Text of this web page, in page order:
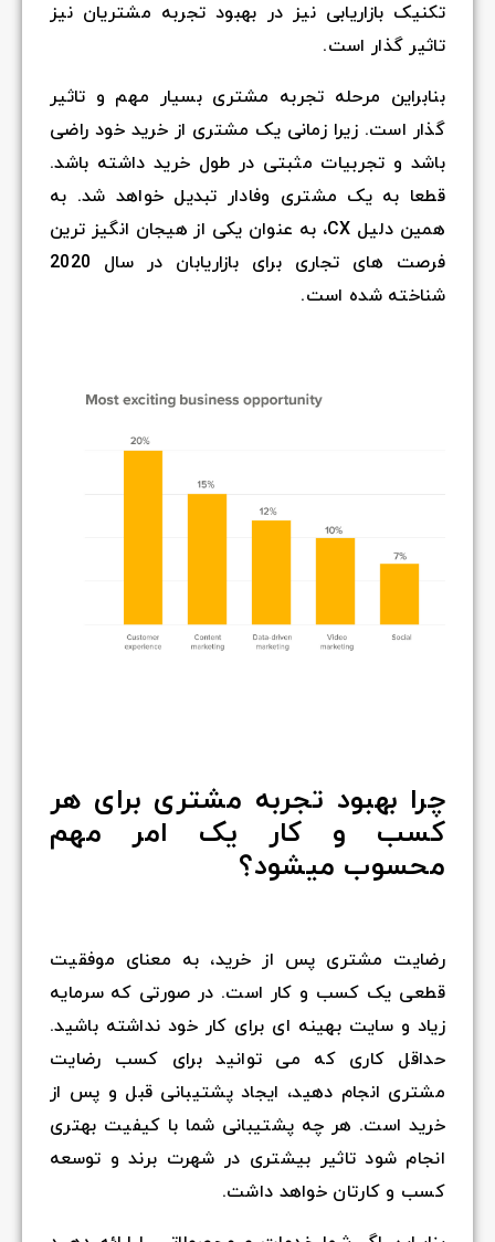
تکنیک بازاریابی نیز در بهبود تجربه مشتریان نیز
تاثیر گذار است.
بنابراین مرحله تجربه مشتری بسیار مهم و تاثیر
گذار است. زیرا زمانی یک مشتری از خرید خود راضی
باشد و تجربیات مثبتی در طول خرید داشته باشد.
قطعا به یک مشتری وفادار تبدیل خواهد شد. به
همین دلیل CX، به عنوان یکی از هیجان انگیز ترین
فرصت های تجاری برای بازاریابان در سال 2020
شناخته شده است.
چرا بهبود تجربه مشتری برای هر
کسب و کار یک امر مهم
محسوب میشود؟
رضایت مشتری پس از خرید، به معنای موفقیت
قطعی یک کسب و کار است. در صورتی که سرمایه
زیاد و سایت بهینه ای برای کار خود نداشته باشید.
حداقل کاری که می توانید برای کسب رضایت
مشتری انجام دهید، ایجاد پشتیبانی قبل و پس از
خرید است. هر چه پشتیبانی شما با کیفیت بهتری
انجام شود تاثیر بیشتری در شهرت برند و توسعه
کسب و کارتان خواهد داشت.